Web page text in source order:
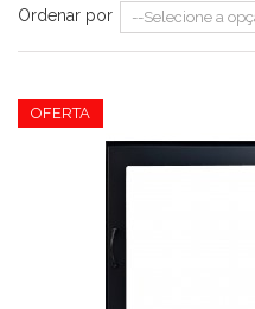
Ordenar por
OFERTA